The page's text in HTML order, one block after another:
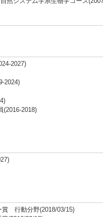
2027)
2024)
(2016-2018)
賞 行動分野(2018/03/15)